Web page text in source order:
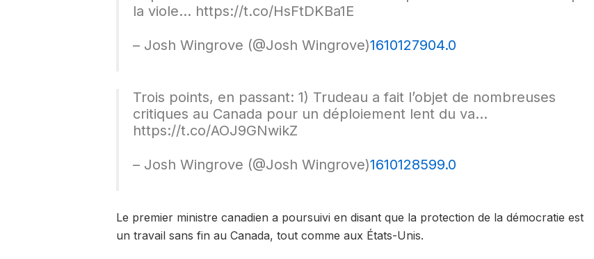
la viole… https://t.co/HsFtDKBa1E
– Josh Wingrove (@Josh Wingrove)1610127904.0
Trois points, en passant: 1) Trudeau a fait l’objet de nombreuses
critiques au Canada pour un déploiement lent du va…
https://t.co/AOJ9GNwikZ
– Josh Wingrove (@Josh Wingrove)1610128599.0
Le premier ministre canadien a poursuivi en disant que la protection de la démocratie est
un travail sans fin au Canada, tout comme aux États-Unis.